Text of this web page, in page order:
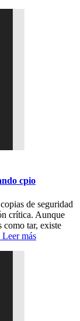
cpio
de seguridad
crítica. Aunque
como tar, existe
Leer más